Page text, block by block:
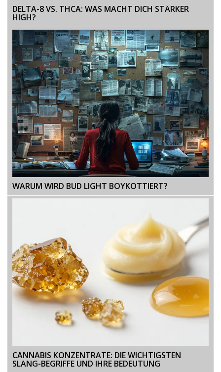
DELTA-8 VS. THCA: WAS MACHT DICH STÄRKER
HIGH?
WARUM WIRD BUD LIGHT BOYKOTTIERT?
CANNABIS KONZENTRATE: DIE WICHTIGSTEN
SLANG-BEGRIFFE UND IHRE BEDEUTUNG